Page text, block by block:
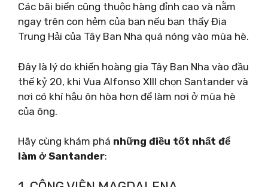
Các bãi biển cũng thuộc hàng đỉnh cao và nằm
ngay trên con hẻm của bạn nếu bạn thấy Địa
Trung Hải của Tây Ban Nha quá nóng vào mùa hè.
Đây là lý do khiến hoàng gia Tây Ban Nha vào đầu
thế kỷ 20, khi Vua Alfonso XIII chọn Santander và
nơi có khí hậu ôn hòa hơn để làm nơi ở mùa hè
của ông.
Hãy cùng khám phá những điều tốt nhất để
làm ở Santander: